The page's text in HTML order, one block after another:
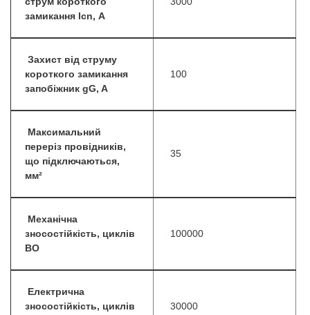
замикання lcn, А
Захист від струму
короткого замикання
запобіжник gG, A
100
Максимальний
переріз провідників,
що підключаються,
мм²
35
Механічна
зносостійкість, циклів
ВО
100000
Електрична
зносостійкість, циклів
30000